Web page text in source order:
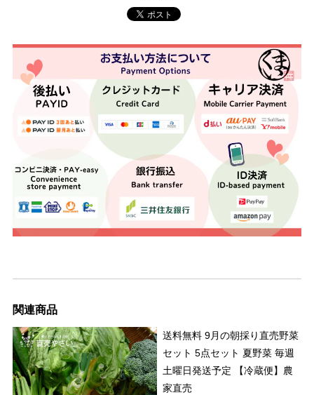
関連商品
送料無料 9月の朝採り直売野菜
セット 5点セット 夏野菜 毎週
土曜日発送予定 【冷蔵便】農
家直売